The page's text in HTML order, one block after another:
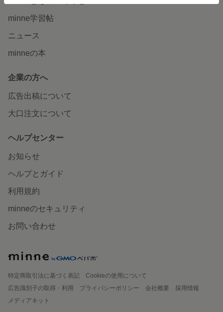
minne学習帖
ニュース
minneの本
企業の方へ
広告出稿について
大口注文について
ヘルプセンター
お知らせ
ヘルプとガイド
利用規約
minneのセキュリティ
お問い合わせ
特定商取引法に基づく表記
Cookieの使用について
広告識別子の取得・利用
プライバシーポリシー 会社概要
採用情報
メディアキット